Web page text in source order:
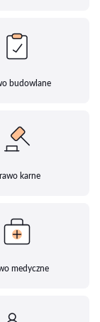
budowlane
karne
medyczne